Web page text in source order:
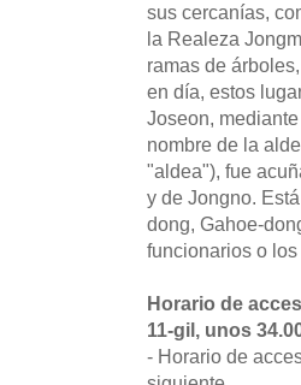
sus cercanías,
la Realeza
ramas de
en día, estos
Joseon,
nombre de la
"aldea"), fue
y de Jongno.
dong, Gahoe-
funcionarios o
Horario de
11-gil, unos
- Horario de